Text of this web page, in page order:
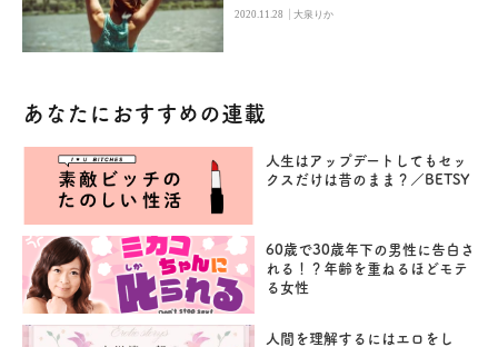
2020.11.28 |大泉りか
あなたにおすすめの連載
人生はアップデートしてもセッ
クスだけは昔のまま？／BETSY
60歳で30歳年下の男性に告白さ
れる！？年齢を重ねるほどモテ
る女性
人間を理解するにはエロをし